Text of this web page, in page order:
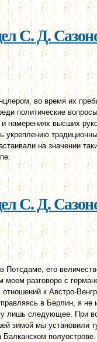
объявлением войны
С. Д.
во время их
политические
намерениях высших
укреплению
на значении
ii. 25 июня 1912 г.
С. Д.
его
разговоре с
к Австро-
в Берлин, я не
лишь следующее. При
зимой мы установили
полуострове.